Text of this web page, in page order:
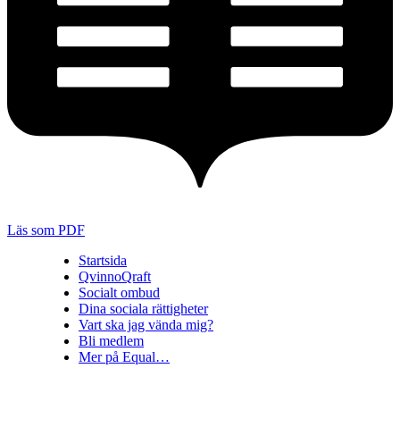
Läs som PDF
Startsida
QvinnoQraft
Socialt ombud
Dina sociala rättigheter
Vart ska jag vända mig?
Bli medlem
Mer på Equal…